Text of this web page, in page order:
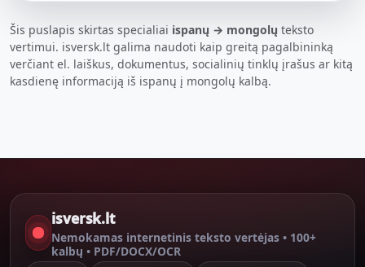
Šis puslapis skirtas specialiai ispanų → mongolų teksto
vertimui. isversk.lt galima naudoti kaip greitą pagalbininką
verčiant el. laiškus, dokumentus, socialinių tinklų įrašus ar kitą
kasdienę informaciją iš ispanų į mongolų kalbą.
isversk.lt
Nemokamas internetinis teksto vertėjas • 100+
kalbų • PDF/DOCX/OCR